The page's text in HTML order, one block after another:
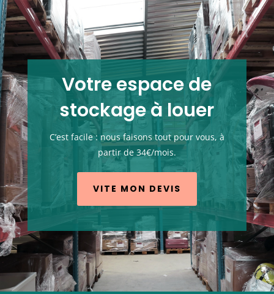
Votre espace de
stockage à louer
C’est facile : nous faisons tout pour vous, à
partir de 34€/mois.
VITE MON DEVIS